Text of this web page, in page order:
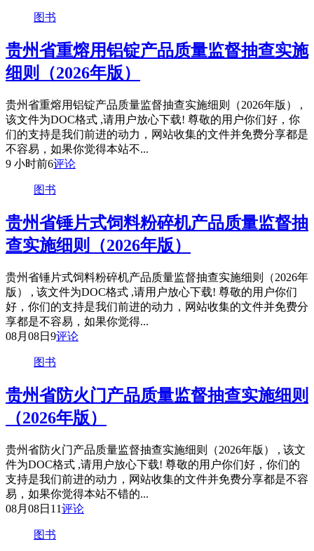
图书
贵州省重熔用铝锭产品质量监督抽查实施
细则（2026年版）
贵州省重熔用铝锭产品质量监督抽查实施细则（2026年版） ,
该文件为DOC格式 ,请用户放心下载! 尊敬的用户你们好，你
们的支持是我们前进的动力，网站收集的文件并免费分享都是
不容易，如果你觉得本站不...
9 小时前6评论
图书
贵州省锤片式饲料粉碎机产品质量监督抽
查实施细则（2026年版）
贵州省锤片式饲料粉碎机产品质量监督抽查实施细则（2026年
版） , 该文件为DOC格式 ,请用户放心下载! 尊敬的用户你们
好，你们的支持是我们前进的动力，网站收集的文件并免费分
享都是不容易，如果你觉得...
08月08日 9评论
图书
贵州省防火门产品质量监督抽查实施细则
（2026年版）
贵州省防火门产品质量监督抽查实施细则（2026年版） , 该文
件为DOC格式 ,请用户放心下载! 尊敬的用户你们好，你们的
支持是我们前进的动力，网站收集的文件并免费分享都是不容
易，如果你觉得本站不错的...
08月08日 11评论
图书